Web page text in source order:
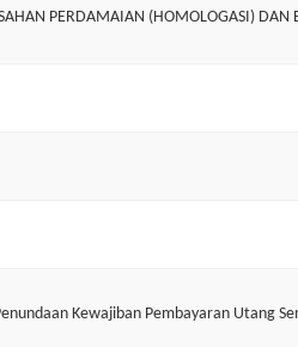
PERDAMAIAN (HOMOLOGASI) DAN
Kewajiban Pembayaran Utang